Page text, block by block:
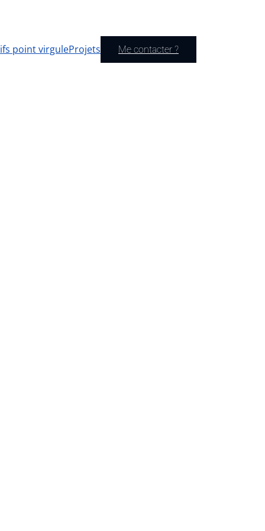
point virguleProjets Me contacter ?